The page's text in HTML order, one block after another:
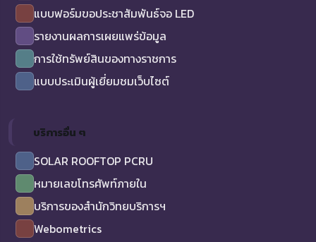
แบบฟอร์มขอประชาสัมพันธ์จอ LED
รายงานผลการเผยแพร่ข้อมูล
การใช้ทรัพย์สินของทางราชการ
แบบประเมินผู้เยี่ยมชมเว็บไซต์
บริการอื่น ๆ
SOLAR ROOFTOP PCRU
หมายเลขโทรศัพท์ภายใน
บริการของสำนักวิทยบริการฯ
Webometrics